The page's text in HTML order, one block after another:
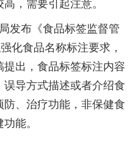
，需要引起注意。
布《食品标签监督管
化食品名称标注要求，
出，食品标签标注内容
导方式描述或者介绍食
、治疗功能，非保健食
能。